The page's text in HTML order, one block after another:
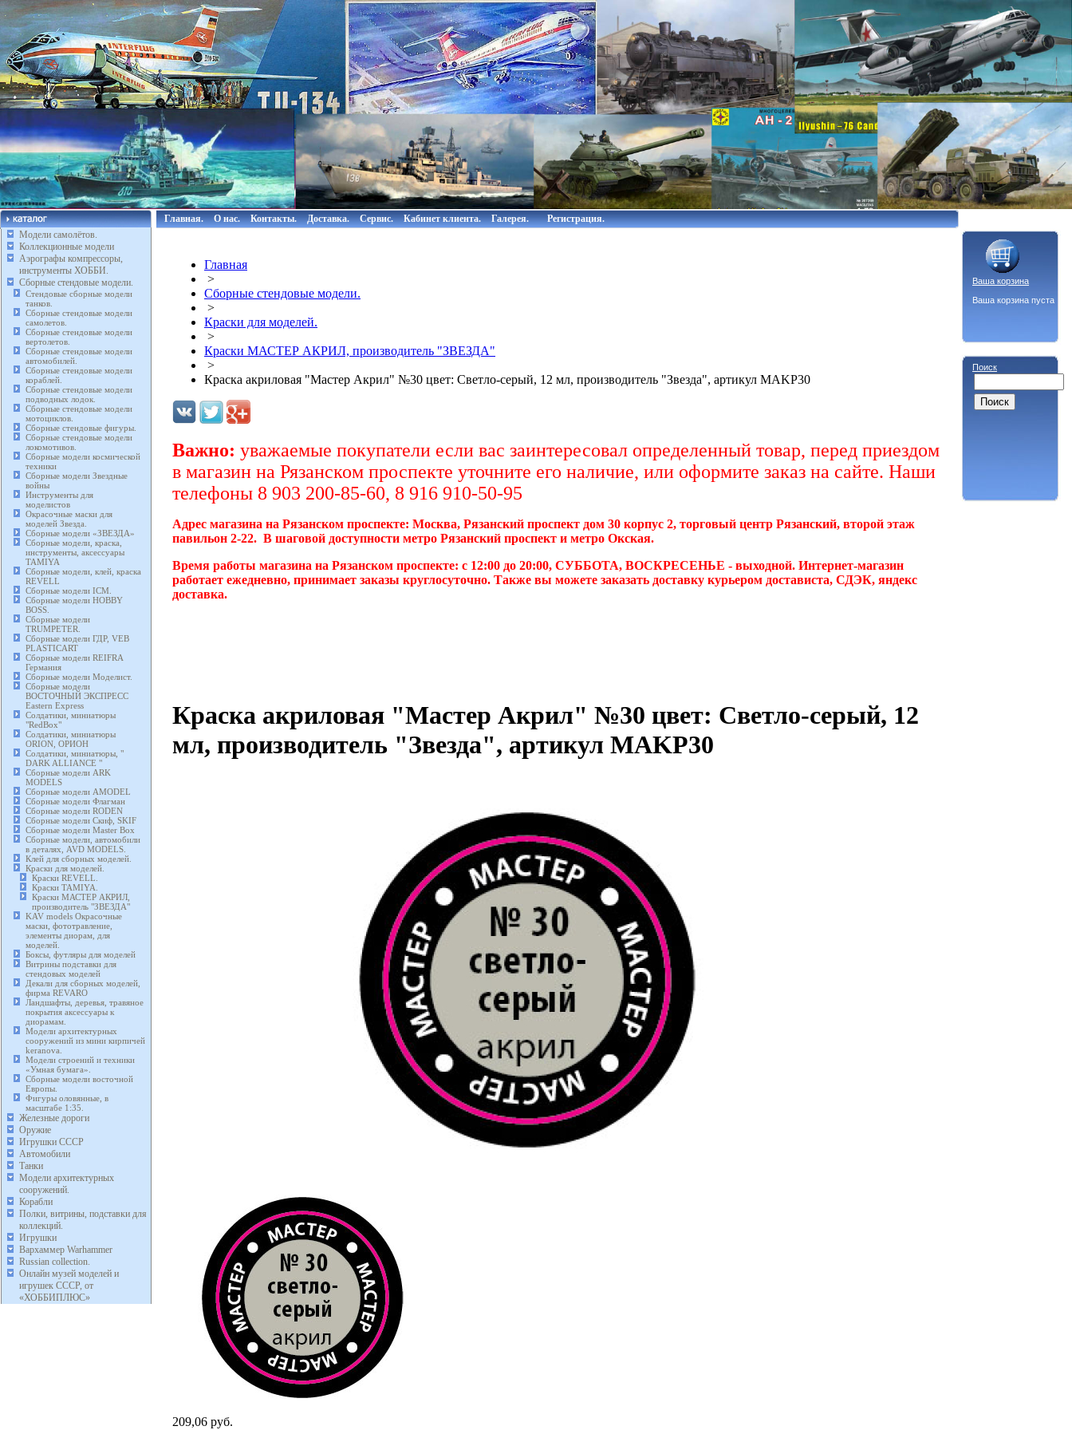
Модели самолётов.
Коллекционные модели
Аэрографы компрессоры,
инструменты ХОББИ.
Сборные стендовые модели.
Стендовые сборные модели
танков.
Сборные стендовые модели
самолетов.
Сборные стендовые модели
вертолетов.
Сборные стендовые модели
автомобилей.
Сборные стендовые модели
кораблей.
Сборные стендовые модели
подводных лодок.
Сборные стендовые модели
мотоциклов.
Сборные стендовые фигуры.
Сборные стендовые модели
локомотивов.
Сборные модели космической
техники
Сборные модели Звездные
войны
Инструменты для
моделистов
Окрасочные маски для
моделей Звезда.
Сборные модели «ЗВЕЗДА»
Сборные модели, краска,
инструменты, аксессуары
TAMIYA
Сборные модели, клей, краска
REVELL
Сборные модели ICM.
Сборные модели HOBBY
BOSS.
Сборные модели
TRUMPETER.
Сборные модели ГДР, VEB
PLASTICART
Сборные модели REIFRA
Германия
Сборные модели Моделист.
Сборные модели
ВОСТОЧНЫЙ ЭКСПРЕСС
Eastern Express
Солдатики, миниатюры
"RedBox"
Солдатики, миниатюры
ORION, ОРИОН
Солдатики, миниатюры, "
DARK ALLIANCE "
Сборные модели ARK
MODELS
Сборные модели AMODEL
Сборные модели Флагман
Сборные модели RODEN
Сборные модели Скиф, SKIF
Сборные модели Master Box
Сборные модели, автомобили
в деталях, AVD MODELS.
Клей для сборных моделей.
Краски для моделей.
Краски REVELL.
Краски TAMIYA.
Краски МАСТЕР АКРИЛ,
производитель "ЗВЕЗДА"
KAV models Окрасочные
маски, фототравление,
элементы диорам, для
моделей.
Боксы, футляры для моделей
Витрины подставки для
стендовых моделей
Декали для сборных моделей,
фирма REVARO
Ландшафты, деревья, травяное
покрытия аксессуары к
диорамам.
Модели архитектурных
сооружений из мини кирпичей
keranova.
Модели строений и техники
«Умная бумага».
Сборные модели восточной
Европы.
Фигуры оловянные, в
масштабе 1:35.
Железные дороги
Оружие
Игрушки СССР
Автомобили
Танки
Модели архитектурных
сооружений.
Корабли
Полки, витрины, подставки для
коллекций.
Игрушки
Вархаммер Warhammer
Russian collection.
Онлайн музей моделей и
игрушек СССР, от
«ХОББИПЛЮС»
Главная. О нас. Контакты. Доставка. Сервис. Кабинет клиента. Галерея. Регистрация.
Главная
>
Сборные стендовые модели.
>
Краски для моделей.
>
Краски МАСТЕР АКРИЛ, производитель "ЗВЕЗДА"
>
Краска акриловая "Мастер Акрил" №30 цвет: Светло-серый, 12 мл, производитель "Звезда", артикул MAKP30
Важно: уважаемые покупатели если вас заинтересовал определенный товар, перед приездом
в магазин на Рязанском проспекте уточните его наличие, или оформите заказ на сайте. Наши
телефоны 8 903 200-85-60, 8 916 910-50-95
Адрес магазина на Рязанском проспекте: Москва, Рязанский проспект дом 30 корпус 2, торговый центр Рязанский, второй этаж
павильон 2-22. В шаговой доступности метро Рязанский проспект и метро Окская.
Время работы магазина на Рязанском проспекте: с 12:00 до 20:00, СУББОТА, ВОСКРЕСЕНЬЕ - выходной. Интернет-магазин
работает ежедневно, принимает заказы круглосуточно. Также вы можете заказать доставку курьером достависта, СДЭК, яндекс
доставка.
Краска акриловая "Мастер Акрил" №30 цвет: Светло-серый, 12
мл, производитель "Звезда", артикул MAKP30
209,06 руб.
Ваша корзина
Ваша корзина пуста
Поиск